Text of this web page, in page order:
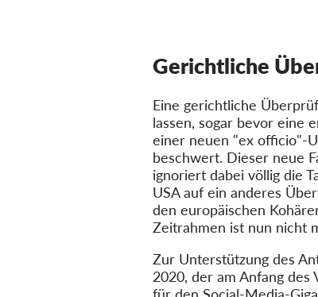
Gerichtliche
Eine gerichtliche
lassen, sogar bevor eine
einer neuen "ex officio"-
beschwert. Dieser neue
ignoriert dabei völlig die
USA auf ein anderes
den europäischen
Zeitrahmen ist nun nicht
Zur Unterstützung des
2020, der am Anfang